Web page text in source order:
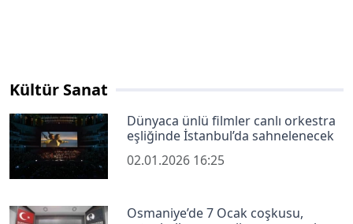
Kültür Sanat
Dünyaca ünlü filmler canlı orkestra
eşliğinde İstanbul’da sahnelenecek
02.01.2026 16:25
Osmaniye’de 7 Ocak coşkusu,